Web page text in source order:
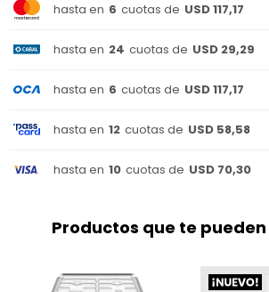
hasta en 6 cuotas de USD 117,17
hasta en 24 cuotas de USD 29,29
hasta en 6 cuotas de USD 117,17
hasta en 12 cuotas de USD 58,58
hasta en 10 cuotas de USD 70,30
Productos que te